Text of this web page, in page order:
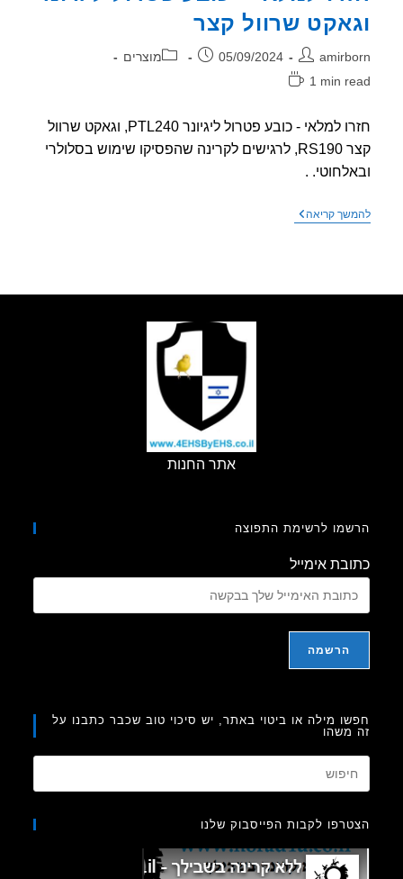
שרוול קצר
פורסם:
05/09/2024 קטגוריה:
מוצרים
1 min
חזרו למלאי - כובע פטרול ליגיונר PTL240, וגאקט שרוול
קצר RS190, לרגישים לקרינה שהפסיקו שימוש בסלולרי
.
קריאהחזרו
אתר החנות
לרשימת התפוצה
אימייל
מילה או ביטוי באתר, יש סיכוי טוב שכבר כתבנו על
Escape
לקבות הפייסבוק שלנו